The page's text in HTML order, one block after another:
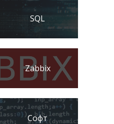
SQL
Zabbix
Софт